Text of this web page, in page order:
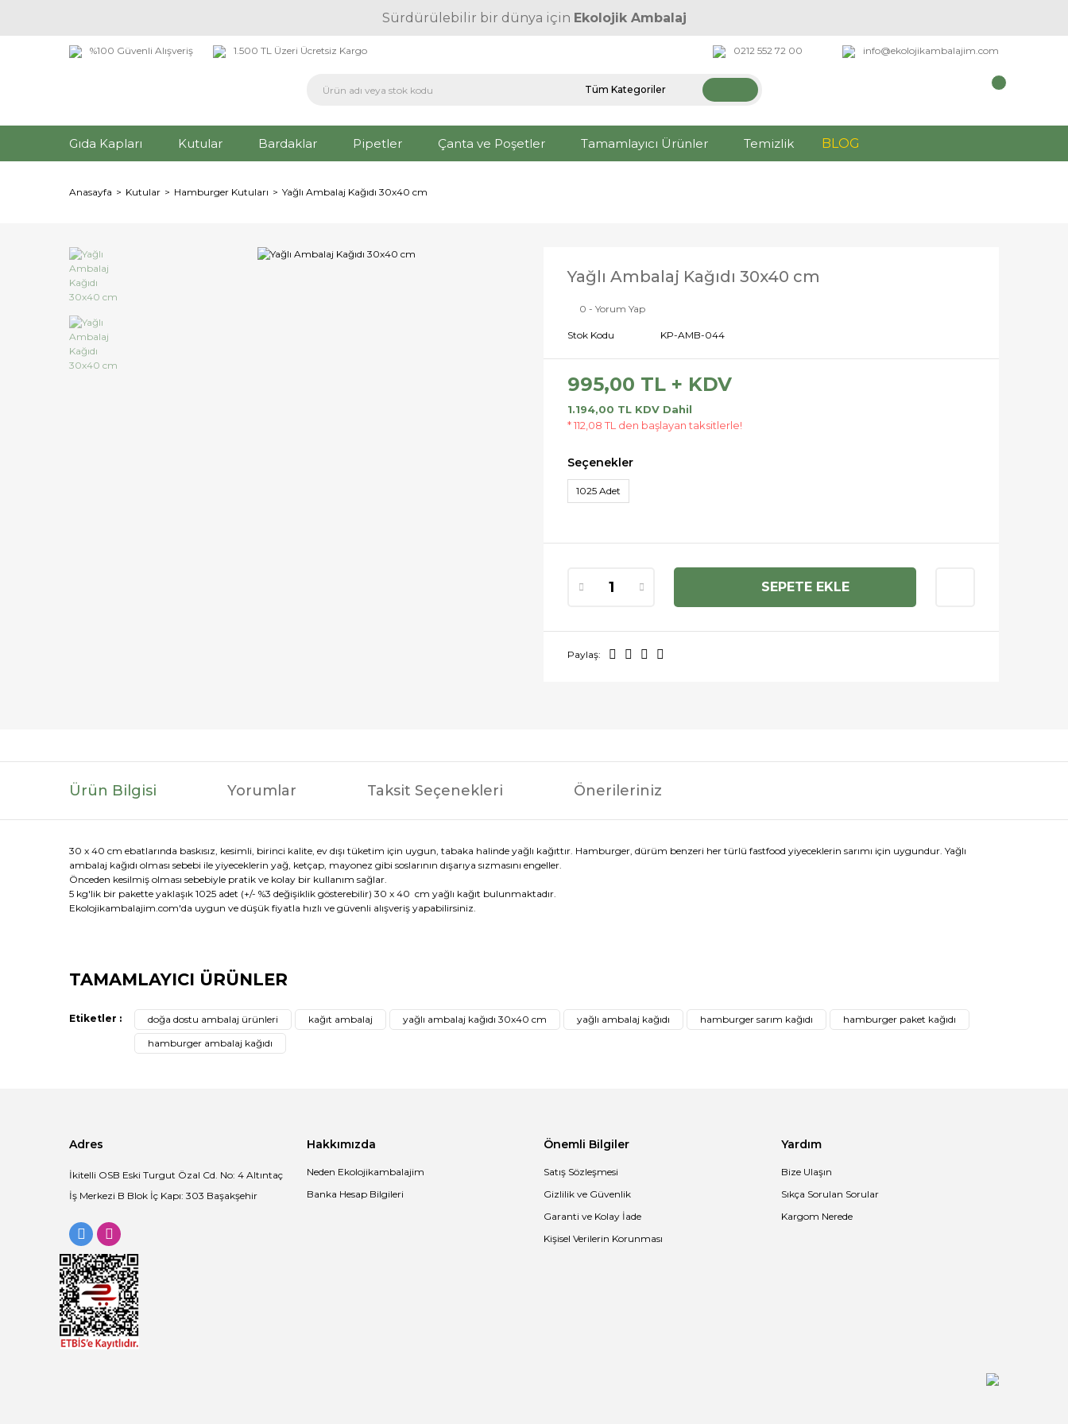
Sürdürülebilir bir dünya için Ekolojik Ambalaj
%100 Güvenli Alışveriş 1.500 TL Üzeri Ücretsiz Kargo 0212 552 72 00 info@ekolojikambalajim.com
Gıda Kapları Kutular Bardaklar Pipetler Çanta ve Poşetler Tamamlayıcı Ürünler Temizlik BLOG
Anasayfa Kutular Hamburger Kutuları Yağlı Ambalaj Kağıdı 30x40 cm
Yağlı Ambalaj Kağıdı 30x40 cm
0 - Yorum Yap
Stok Kodu KP-AMB-044
995,00 TL + KDV
1.194,00 TL KDV Dahil
* 112,08 TL den başlayan taksitlerle!
Seçenekler
1025 Adet
SEPETE EKLE
Paylaş:
Ürün Bilgisi Yorumlar Taksit Seçenekleri Önerileriniz
30 x 40 cm ebatlarında baskısız, kesimli, birinci kalite, ev dışı tüketim için uygun, tabaka halinde yağlı kağıttır. Hamburger, dürüm benzeri her türlü fastfood yiyeceklerin sarımı için uygundur. Yağlı
ambalaj kağıdı olması sebebi ile yiyeceklerin yağ, ketçap, mayonez gibi soslarının dışarıya sızmasını engeller.
Önceden kesilmiş olması sebebiyle pratik ve kolay bir kullanım sağlar.
5 kg'lik bir pakette yaklaşık 1025 adet (+/- %3 değişiklik gösterebilir) 30 x 40 cm yağlı kağıt bulunmaktadır.
Ekolojikambalajim.com'da uygun ve düşük fiyatla hızlı ve güvenli alışveriş yapabilirsiniz.
Bu ürünün fiyat bilgisi, resim, ürün açıklamalarında ve diğer konularda yetersiz gördüğünüz noktaları öneri formunu kullanarak tarafımıza iletebilirsiniz.
Görüş ve önerileriniz için teşekkür ederiz.
Ürün resmi kalitesiz, bozuk veya görüntülenemiyor.
Ürün açıklamasında eksik bilgiler bulunuyor.
Gönder
TAMAMLAYICI ÜRÜNLER
58,90 TL + KDV
İncele
Etiketler : doğa dostu ambalaj ürünleri kağıt ambalaj yağlı ambalaj kağıdı 30x40 cm yağlı ambalaj kağıdı hamburger sarım kağıdı
hamburger paket kağıdı
hamburger ambalaj kağıdı
Adres
İkitelli OSB Eski Turgut Özal Cd. No: 4 Altıntaç
İş Merkezi B Blok İç Kapı: 303 Başakşehir
Hakkımızda
Neden Ekolojikambalajim
Banka Hesap Bilgileri
Önemli Bilgiler
Satış Sözleşmesi
Gizlilik ve Güvenlik
Garanti ve Kolay İade
Kişisel Verilerin Korunması
Yardım
Bize Ulaşın
Sıkça Sorulan Sorular
Kargom Nerede